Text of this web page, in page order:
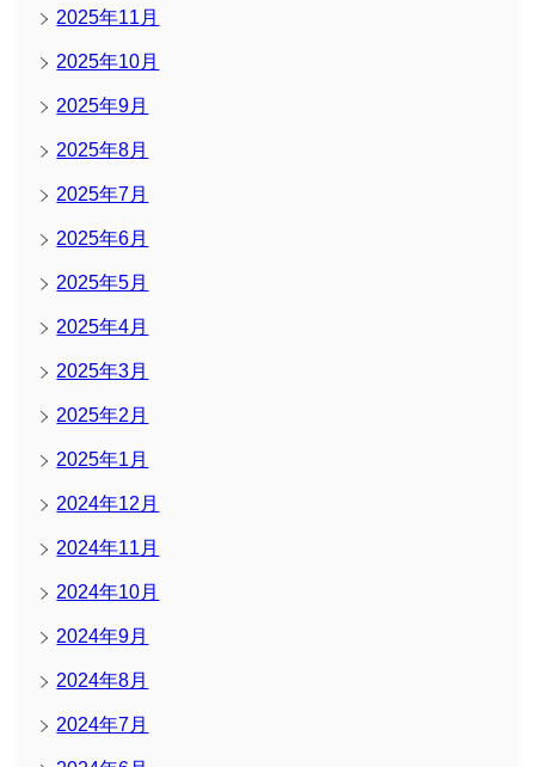
2025年11月
2025年10月
2025年9月
2025年8月
2025年7月
2025年6月
2025年5月
2025年4月
2025年3月
2025年2月
2025年1月
2024年12月
2024年11月
2024年10月
2024年9月
2024年8月
2024年7月